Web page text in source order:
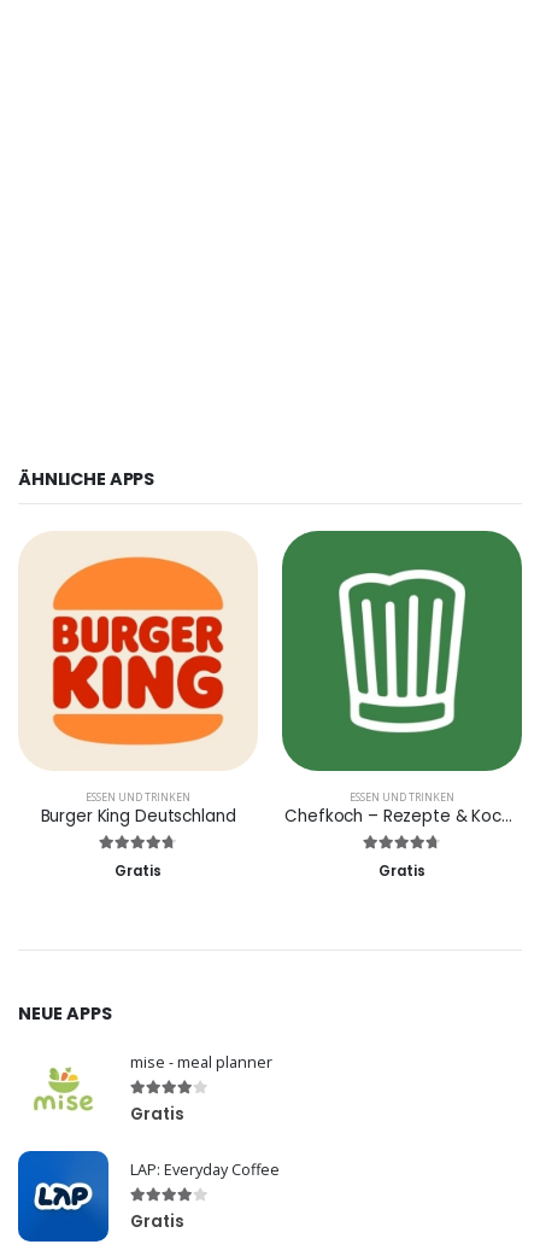
ÄHNLICHE APPS
ESSEN UND TRINKEN
Burger King Deutschland
Gratis
ESSEN UND TRINKEN
Chefkoch – Rezepte & Kochen
Gratis
NEUE APPS
mise - meal planner
Gratis
LAP: Everyday Coffee
Gratis